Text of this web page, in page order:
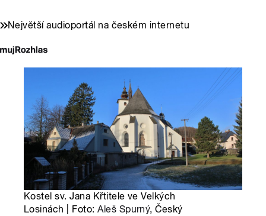
Největší audioportál na českém internetu
Kostel sv. Jana Křtitele ve Velkých
Losinách | Foto:Aleš Spurný, Český